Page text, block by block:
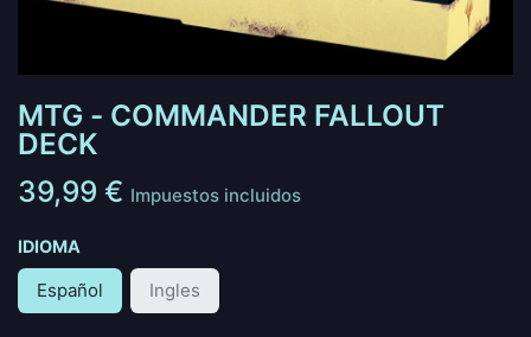
MTG - COMMANDER FALLOUT
DECK
39,99 € Impuestos incluidos
IDIOMA
Español Ingles